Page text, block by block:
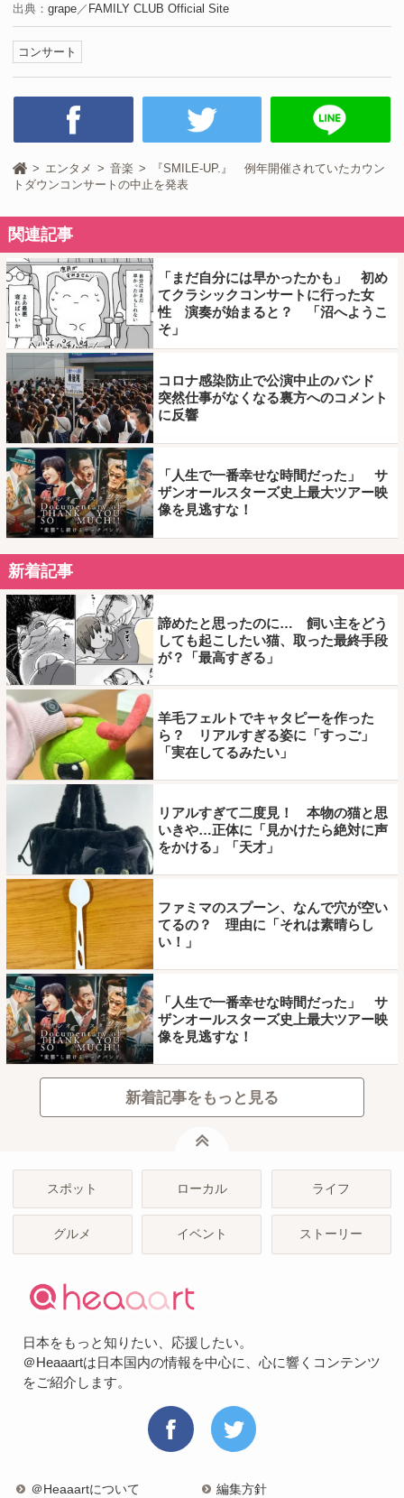
出典： grape ／ FAMILY CLUB Official Site
コンサート
エンタメ 音楽
『SMILE-UP.』 例年開催されていたカウン
トダウンコンサートの中止を発表
関連記事
「まだ自分には早かったかも」 初め
てクラシックコンサートに行った女
性 演奏が始まると？ 「沼へようこ
そ」
コロナ感染防止で公演中止のバンド
突然仕事がなくなる裏方へのコメント
に反響
「人生で一番幸せな時間だった」 サ
ザンオールスターズ史上最大ツアー映
像を見逃すな！
新着記事
諦めたと思ったのに… 飼い主をどう
しても起こしたい猫、取った最終手段
が？「最高すぎる」
羊毛フェルトでキャタピーを作った
ら？ リアルすぎる姿に「すっご」
「実在してるみたい」
リアルすぎて二度見！ 本物の猫と思
いきや…正体に「見かけたら絶対に声
をかける」「天才」
ファミマのスプーン、なんで穴が空い
てるの？ 理由に「それは素晴らし
い！」
「人生で一番幸せな時間だった」 サ
ザンオールスターズ史上最大ツアー映
像を見逃すな！
新着記事をもっと見る
スポット ローカル ライフ
グルメ イベント ストーリー
日本をもっと知りたい、応援したい。
＠Heaaartは日本国内の情報を中心に、心に響くコンテンツ
をご紹介します。
＠Heaaartについて 編集方針